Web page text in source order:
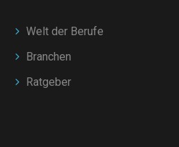
Welt der Berufe
Branchen
Ratgeber